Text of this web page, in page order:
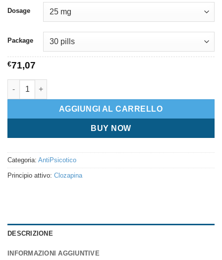
Dosage
Package
€71,07
Clozapine quantità
AGGIUNGI AL CARRELLO
BUY NOW
Categoria: AntiPsicotico
Principio attivo: Clozapina
DESCRIZIONE
INFORMAZIONI AGGIUNTIVE